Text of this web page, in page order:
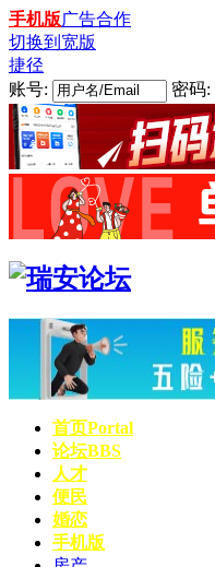
手机版广告合作
切换到宽版
捷径
账号:
密码:
首页Portal
论坛BBS
人才
便民
婚恋
手机版